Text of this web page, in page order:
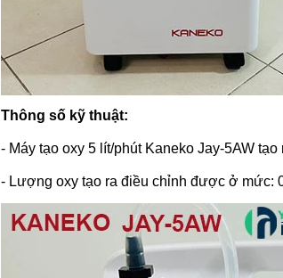
Thông số kỹ thuật:
- Máy tạo oxy 5 lít/phút Kaneko Jay-5AW
- Lượng oxy tạo ra điều chỉnh được ở mức: